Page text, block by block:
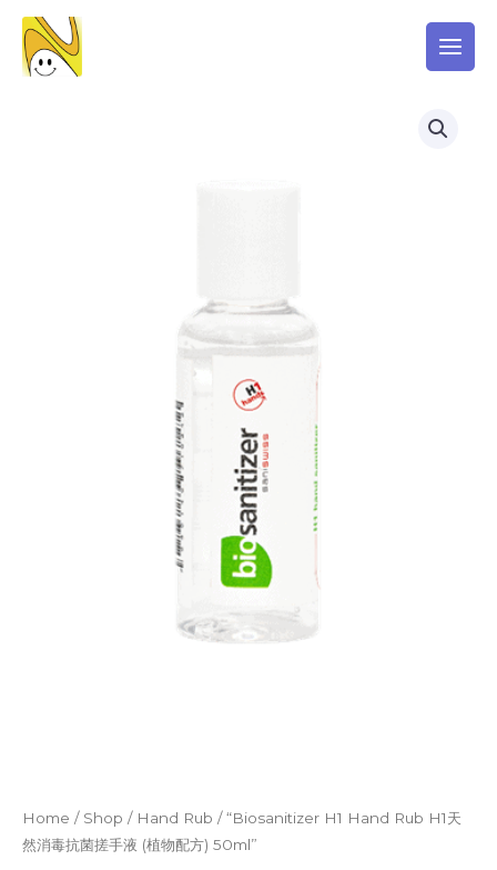
Skip
content
Home / Shop / Hand Rub / “Biosanitizer H1 Hand Rub H1天
然消毒抗菌搓手液 (植物配方) 50ml”